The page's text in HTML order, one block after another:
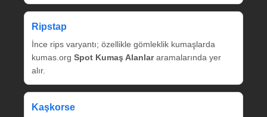
Ripstap
İnce rips varyantı; özellikle gömleklik kumaşlarda
kumas.org Spot Kumaş Alanlararamalarında yer
alır.
Kaşkorse